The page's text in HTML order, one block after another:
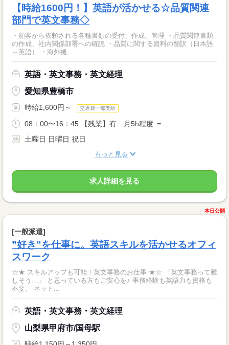
【時給1600円！】英語が活かせる☆品質関連
部門で英文事務◇
・顧客から依頼される各種書類の受付、作成、管理 ・品質関連書類
の作成、社内関係部署への確認 ・品質に関する資料の翻訳（日本語
⇔英語） ・海外拠...
英語・英文事務・英文経理
愛知県豊橋市
時給1,600円～ 交通費一部支給
08：00〜16：45 【残業】有 月5h程度 ＝...
土曜日 日曜日 祝日
もっと見る
求人詳細を見る
本日公開
[一般派遣]
”好き”を仕事に。英語スキルを活かせるオフィ
スワーク
☆★ スキルアップも可能！英文事務のお仕事 ★☆ 「英文事務って難
しそう…」 と思っている方もご安心を♪ 事務経験も英語力も資格も
不要。 ネット...
英語・英文事務・英文経理
山梨県甲府市/国母駅